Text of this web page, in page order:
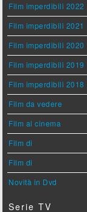
Film imperdibili 2022
Film imperdibili 2021
Film imperdibili 2020
Film imperdibili 2019
Film imperdibili 2018
Film da vedere
Film al cinema
Film di
Film di
Novità in Dvd
Serie TV